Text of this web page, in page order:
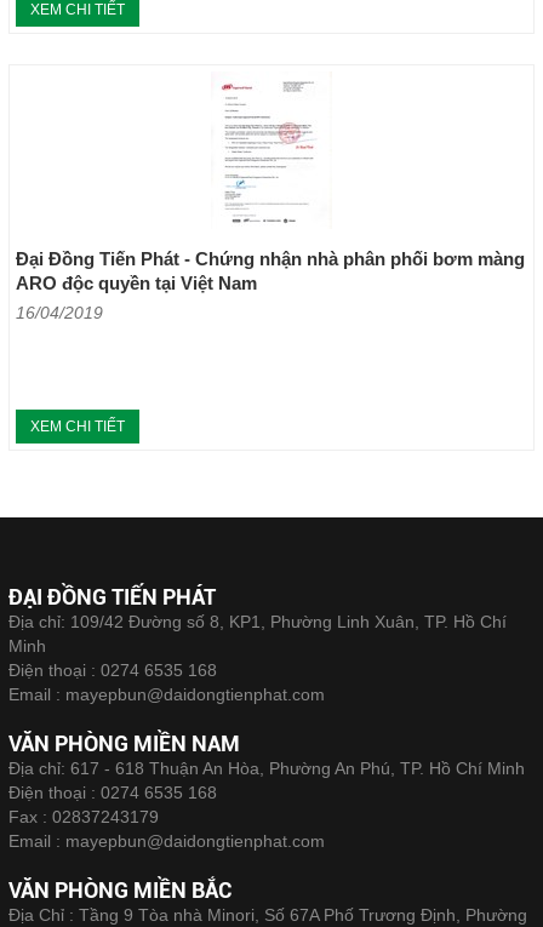
XEM CHI TIẾT
Đại Đồng Tiến Phát - Chứng nhận nhà phân phối bơm màng
ARO độc quyền tại Việt Nam
16/04/2019
XEM CHI TIẾT
ĐẠI ĐỒNG TIẾN PHÁT
Địa chỉ: 109/42 Đường số 8, KP1, Phường Linh Xuân, TP. Hồ Chí
Minh
Điện thoại : 0274 6535 168
Email : mayepbun@daidongtienphat.com
VĂN PHÒNG MIỀN NAM
Địa chỉ: 617 - 618 Thuận An Hòa, Phường An Phú, TP. Hồ Chí Minh
Điện thoại : 0274 6535 168
Fax : 02837243179
Email : mayepbun@daidongtienphat.com
VĂN PHÒNG MIỀN BẮC
Địa Chỉ : Tầng 9 Tòa nhà Minori, Số 67A Phố Trương Định, Phường